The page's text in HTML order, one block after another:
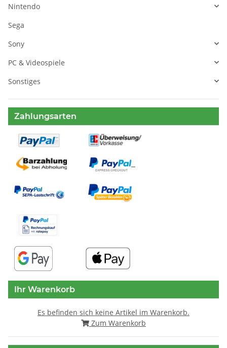
Nintendo
Sega
Sony
PC & Videospiele
Sonstiges
Zahlungsarten
Ihr Warenkorb
Es befinden sich keine Artikel im Warenkorb.
Zum Warenkorb